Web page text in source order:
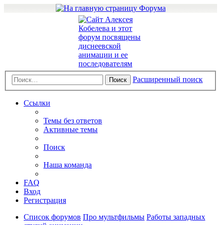
Поиск Расширенный поиск
Ссылки
Темы без ответов
Активные темы
Поиск
Наша команда
FAQ
Вход
Регистрация
Список форумов Про мультфильмы Работы западных